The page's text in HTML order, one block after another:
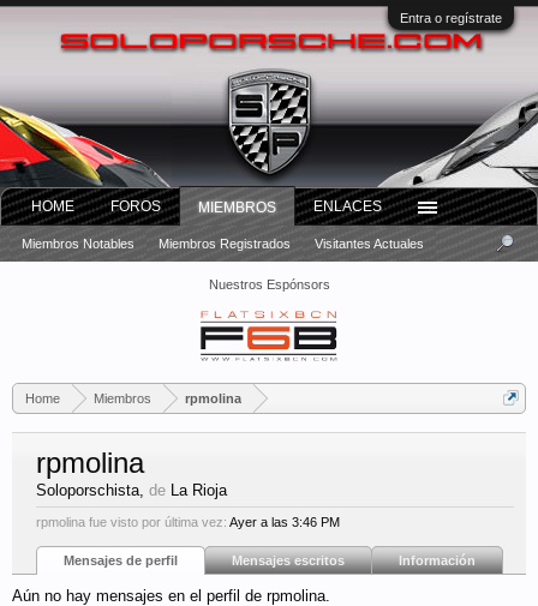
Entra o regístrate
Nuestros Espónsors
Home Miembros rpmolina
rpmolina
Soloporschista, de La Rioja
rpmolina fue visto por última vez: Ayer a las 3:46 PM
Mensajes de perfil Mensajes escritos Información
Aún no hay mensajes en el perfil de rpmolina.
HOME FOROS MIEMBROS
Miembros Notables Miembros Registrados Visitantes Actuales
ENLACES